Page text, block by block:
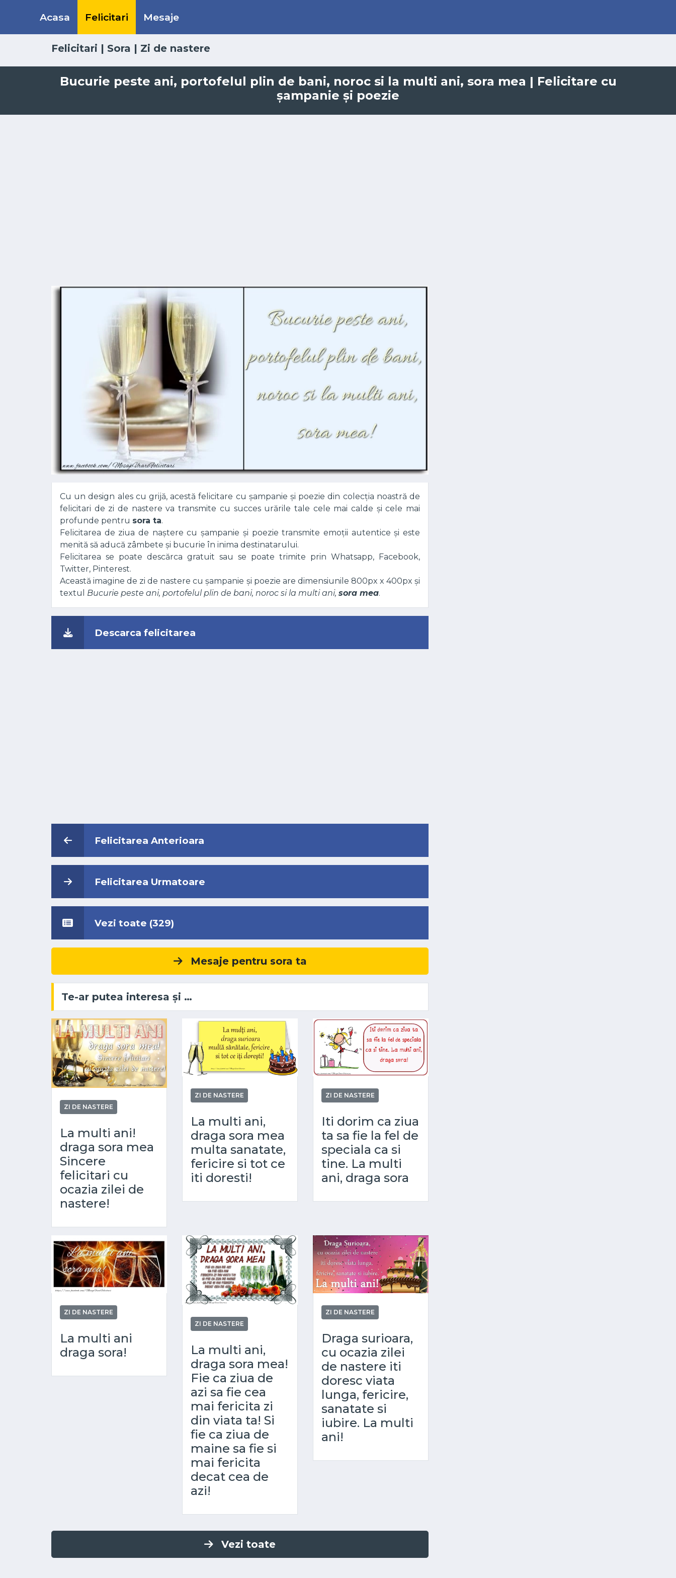
Acasa Felicitari Mesaje
Felicitari | Sora | Zi de nastere
Bucurie peste ani, portofelul plin de bani, noroc si la multi ani, sora mea | Felicitare cu
șampanie și poezie
Cu un design ales cu grijă, acestă felicitare cu șampanie și poezie din colecția noastră de
felicitari de zi de nastere va transmite cu succes urările tale cele mai calde și cele mai
profunde pentru sora ta.
Felicitarea de ziua de naștere cu șampanie și poezie transmite emoții autentice și este
menită să aducă zâmbete și bucurie în inima destinatarului.
Felicitarea se poate descărca gratuit sau se poate trimite prin Whatsapp, Facebook,
Twitter, Pinterest.
Această imagine de zi de nastere cu șampanie și poezie are dimensiunile 800px x 400px și
textul Bucurie peste ani, portofelul plin de bani, noroc si la multi ani, sora mea.
Descarca felicitarea
Felicitarea Anterioara
Felicitarea Urmatoare
Vezi toate (329)
Mesaje pentru sora ta
Te-ar putea interesa și …
ZI DE NASTERE
La multi ani!
draga sora mea
Sincere
felicitari cu
ocazia zilei de
nastere!
ZI DE NASTERE
La multi ani,
draga sora mea
multa sanatate,
fericire si tot ce
iti doresti!
ZI DE NASTERE
Iti dorim ca ziua
ta sa fie la fel de
speciala ca si
tine. La multi
ani, draga sora
ZI DE NASTERE
La multi ani
draga sora!
ZI DE NASTERE
La multi ani,
draga sora mea!
Fie ca ziua de
azi sa fie cea
mai fericita zi
din viata ta! Si
fie ca ziua de
maine sa fie si
mai fericita
decat cea de
azi!
ZI DE NASTERE
Draga surioara,
cu ocazia zilei
de nastere iti
doresc viata
lunga, fericire,
sanatate si
iubire. La multi
ani!
Vezi toate